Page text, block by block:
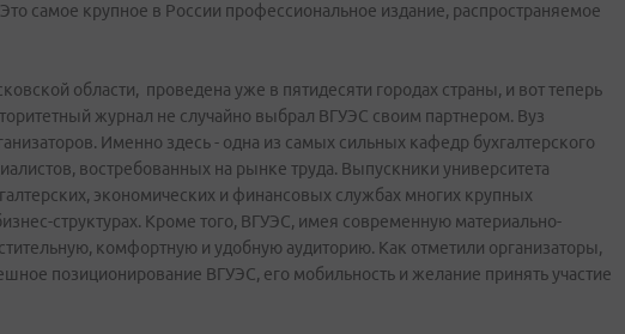
самое крупное в России профессиональное издание, распространяемое
области, проведена уже в пятидесяти городах страны, и вот теперь
журнал не случайно выбрал ВГУЭС своим партнером. Вуз
Именно здесь - одна из самых сильных кафедр бухгалтерского
востребованных на рынке труда. Выпускники университета
экономических и финансовых службах многих крупных
структурах. Кроме того, ВГУЭС, имея современную материально-
комфортную и удобную аудиторию. Как отметили организаторы,
позиционирование ВГУЭС, его мобильность и желание принять участие